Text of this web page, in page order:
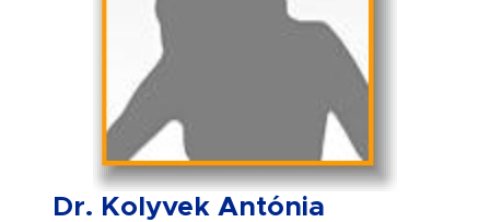
Dr. Kolyvek Antónia